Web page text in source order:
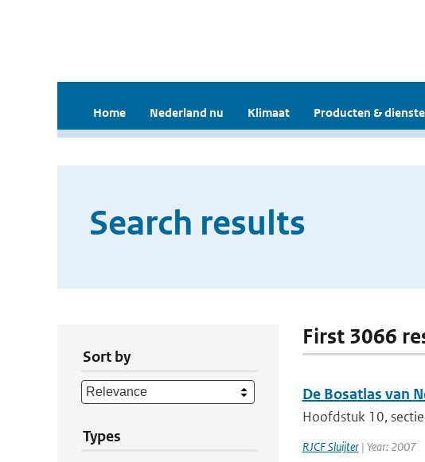
Home Nederland nu Klimaat Producten &
Search results
Sort by
Types
First 3066
De Bosatlas van
Hoofdstuk 10,
RJCF Sluijter| Year: 2007